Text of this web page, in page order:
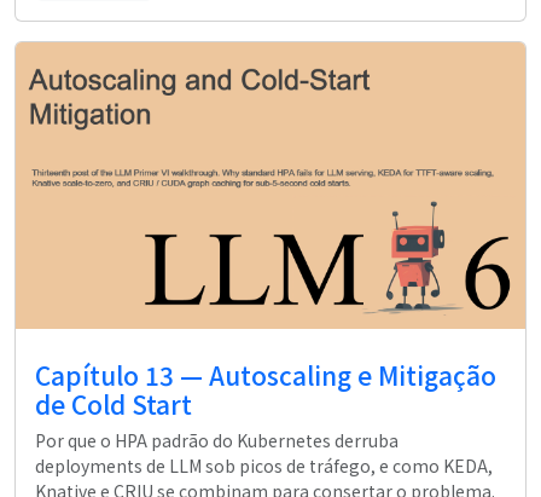
Capítulo 13 — Autoscaling e Mitigação
de Cold Start
Por que o HPA padrão do Kubernetes derruba
deployments de LLM sob picos de tráfego, e como KEDA,
Knative e CRIU se combinam para consertar o problema.